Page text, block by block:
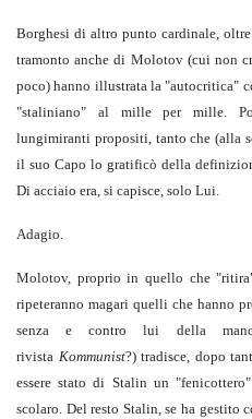
Borghesi di altro punto cardinale,
tramonto anche di Molotov (cui non
poco) hanno illustrata la "autocritica"
"staliniano" al mille per mille.
lungimiranti propositi, tanto che (alla
il suo Capo lo gratificò della
Di acciaio era, si capisce, solo Lui.
Adagio.
Molotov, proprio in quello che
ripeteranno magari quelli che hanno
senza e contro lui della
rivista Kommunist?) tradisce, dopo
essere stato di Stalin un
scolaro. Del resto Stalin, se ha gestito